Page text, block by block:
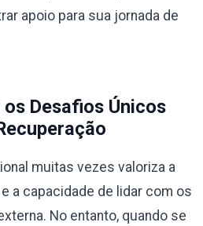
apoio para sua jornada de
Desafios Únicos
muitas vezes valoriza a
a capacidade de lidar com os
No entanto, quando se